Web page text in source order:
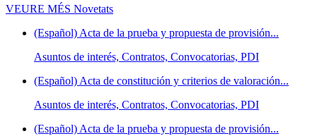
VEURE MÉS Novetats
(Español) Acta de la prueba y propuesta de provisión...
Asuntos de interés, Contratos, Convocatorias, PDI
(Español) Acta de constitución y criterios de valoración...
Asuntos de interés, Contratos, Convocatorias, PDI
(Español) Acta de la prueba y propuesta de provisión...